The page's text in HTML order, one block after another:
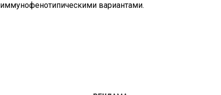
иммунофенотипическими вариантами.